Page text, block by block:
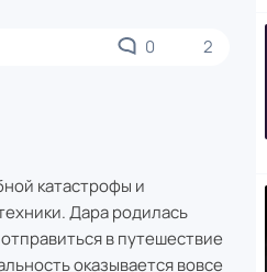
0 2
катастрофы и
Дара родилась
в путешествие
оказывается вовсе